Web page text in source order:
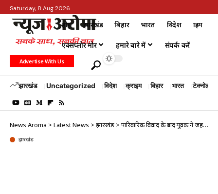
Saturday, 8 Aug 2026
होम झारखंड बिहार भारत विदेश क्राइम
एक्सप्लोर मोर हमारे बारे में संपर्क करें
Advertise With Us
झारखंड Uncategorized विदेश क्राइम बिहार भारत टेक्नोलॉजी
News Aroma > Latest News > झारखंड >पारिवारिक विवाद के बाद युवक ने जहर खाकर की आत्महत्या
झारखंड